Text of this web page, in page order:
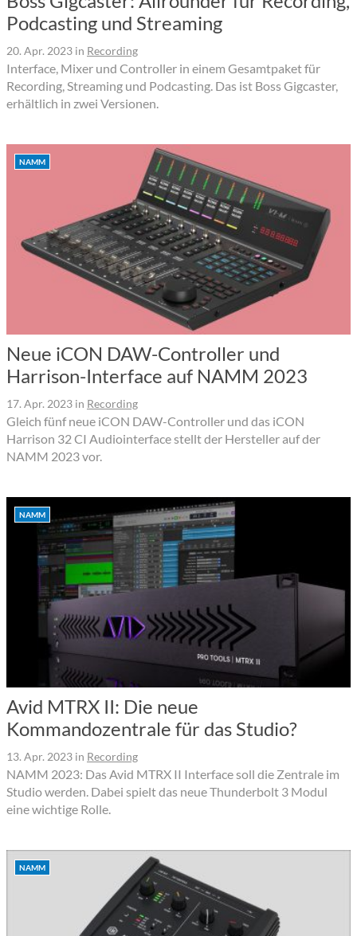
Podcasting und Streaming
20. Apr. 2023 in Recording
Interface, Mixer und Controller in einem Gesamtpaket für
Recording, Streaming und Podcasting. Das ist Boss Gigcaster,
erhältlich in zwei Versionen.
NAMM
Neue iCON DAW-Controller und
Harrison-Interface auf NAMM 2023
17. Apr. 2023 in Recording
Gleich fünf neue iCON DAW-Controller und das iCON
Harrison 32 CI Audiointerface stellt der Hersteller auf der
NAMM 2023 vor.
NAMM
Avid MTRX II: Die neue
Kommandozentrale für das Studio?
13. Apr. 2023 in Recording
NAMM 2023: Das Avid MTRX II Interface soll die Zentrale im
Studio werden. Dabei spielt das neue Thunderbolt 3 Modul
eine wichtige Rolle.
NAMM